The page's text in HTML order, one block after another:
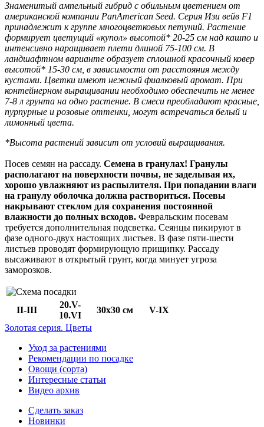
Знаменитый ампельный гибрид с обильным цветением от
американской компании PanAmerican Seed. Серия Изи вейв F1
принадлежит к группе многоцветковых петуний. Растение
формирует цветущий «купол» высотой* 20-25 см над кашпо и
интенсивно наращивает плети длиной 75-100 см. В
ландшафтном варианте образует сплошной красочный ковер
высотой* 15-30 см, в зависимости от расстояния между
кустами. Цветки имеют нежный фиалковый аромат. При
контейнерном выращивании необходимо обеспечить не менее
7-8 л грунта на одно растение. В смеси преобладают красные,
пурпурные и розовые оттенки, могут встречаться белый и
лимонный цвета.
*Высота растений зависит от условий выращивания.
Посев семян на рассаду. Семена в гранулах! Гранулы
располагают на поверхности почвы, не заделывая их,
хорошо увлажняют из распылителя. При попадании влаги
на гранулу оболочка должна раствориться. Посевы
накрывают стеклом для сохранения постоянной
влажности до полных всходов. Февральским посевам
требуется дополнительная подсветка. Сеянцы пикируют в
фазе одного-двух настоящих листьев. В фазе пяти-шести
листьев проводят формирующую прищипку. Рассаду
высаживают в открытый грунт, когда минует угроза
заморозков.
II-III
20.V-
10.VI
30x30 cм
V-IX
Золотая серия. Цветы
Уход за растениями
Рекомендации по посадке
Овощи (сорта)
Интересные статьи
Видео архив
Сделать заказ
Новинки